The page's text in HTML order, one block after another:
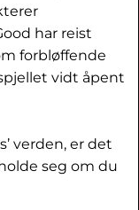
har reist
forbløffende
vidt åpent
verden, er det
seg om du